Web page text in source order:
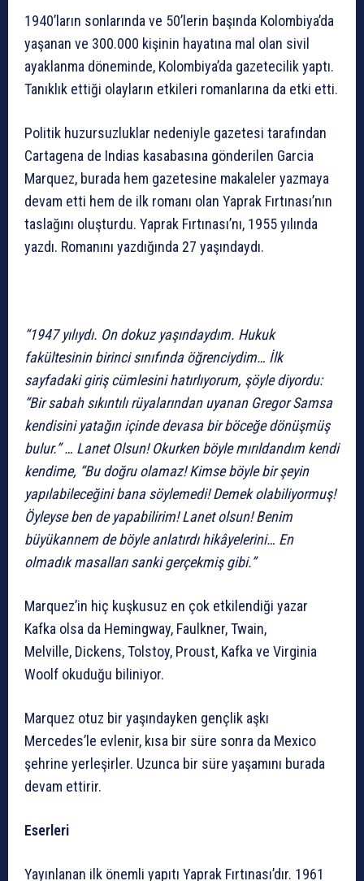
1940’ların sonlarında ve 50’lerin başında Kolombiya’da
yaşanan ve 300.000 kişinin hayatına mal olan sivil
ayaklanma döneminde, Kolombiya’da gazetecilik yaptı.
Tanıklık ettiği olayların etkileri romanlarına da etki etti.
Politik huzursuzluklar nedeniyle gazetesi tarafından
Cartagena de Indias kasabasına gönderilen Garcia
Marquez, burada hem gazetesine makaleler yazmaya
devam etti hem de ilk romanı olan Yaprak Fırtınası’nın
taslağını oluşturdu. Yaprak Fırtınası’nı, 1955 yılında
yazdı. Romanını yazdığında 27 yaşındaydı.
“1947 yılıydı. On dokuz yaşındaydım. Hukuk
fakültesinin birinci sınıfında öğrenciydim… İlk
sayfadaki giriş cümlesini hatırlıyorum, şöyle diyordu:
“Bir sabah sıkıntılı rüyalarından uyanan Gregor Samsa
kendisini yatağın içinde devasa bir böceğe dönüşmüş
bulur.” … Lanet Olsun! Okurken böyle mırıldandım kendi
kendime, “Bu doğru olamaz! Kimse böyle bir şeyin
yapılabileceğini bana söylemedi! Demek olabiliyormuş!
Öyleyse ben de yapabilirim! Lanet olsun! Benim
büyükannem de böyle anlatırdı hikâyelerini… En
olmadık masalları sanki gerçekmiş gibi.”
Marquez’in hiç kuşkusuz en çok etkilendiği yazar
Kafka olsa da Hemingway, Faulkner, Twain,
Melville, Dickens, Tolstoy, Proust, Kafka ve Virginia
Woolf okuduğu biliniyor.
Marquez otuz bir yaşındayken gençlik aşkı
Mercedes’le evlenir, kısa bir süre sonra da Mexico
şehrine yerleşirler. Uzunca bir süre yaşamını burada
devam ettirir.
Eserleri
Yayınlanan ilk önemli yapıtı Yaprak Fırtınası’dır. 1961